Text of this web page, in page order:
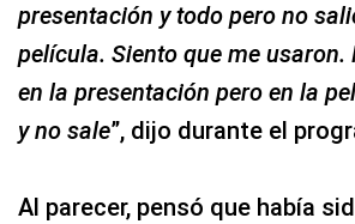
presentación y todo pero no
película. Siento que me usaron.
en la presentación pero en la
y no sale”, dijo durante el
Al parecer, pensó que había